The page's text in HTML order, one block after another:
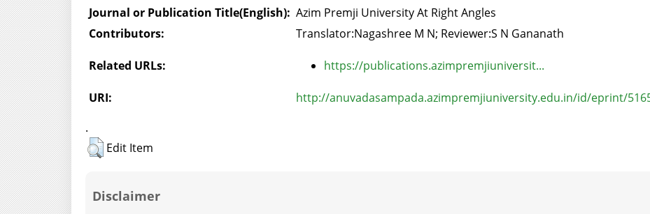
Journal or Publication Title(English): Azim Premji University At Right Angles
Contributors:
Translator:Nagashree M N; Reviewer:S N Gananath
Related URLs: https://publications.azimpremjiuniversit...
URI:
http://anuvadasampada.azimpremjiuniversity.edu.in/id/eprint/
.
Edit Item
Disclaimer